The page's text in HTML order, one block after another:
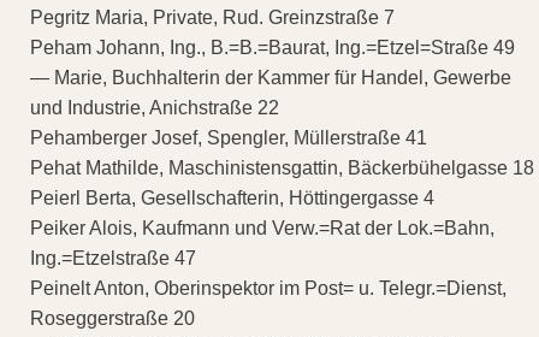
Pegritz Maria, Private, Rud. Greinzstraße 7
Peham Johann, Ing., B.=B.=Baurat, Ing.=Etzel=Straße 49
— Marie, Buchhalterin der Kammer für Handel, Gewerbe
und Industrie, Anichstraße 22
Pehamberger Josef, Spengler, Müllerstraße 41
Pehat Mathilde, Maschinistensgattin, Bäckerbühelgasse 18
Peierl Berta, Gesellschafterin, Höttingergasse 4
Peiker Alois, Kaufmann und Verw.=Rat der Lok.=Bahn,
Ing.=Etzelstraße 47
Peinelt Anton, Oberinspektor im Post= u. Telegr.=Dienst,
Roseggerstraße 20